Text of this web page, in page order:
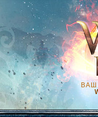
ВАШ